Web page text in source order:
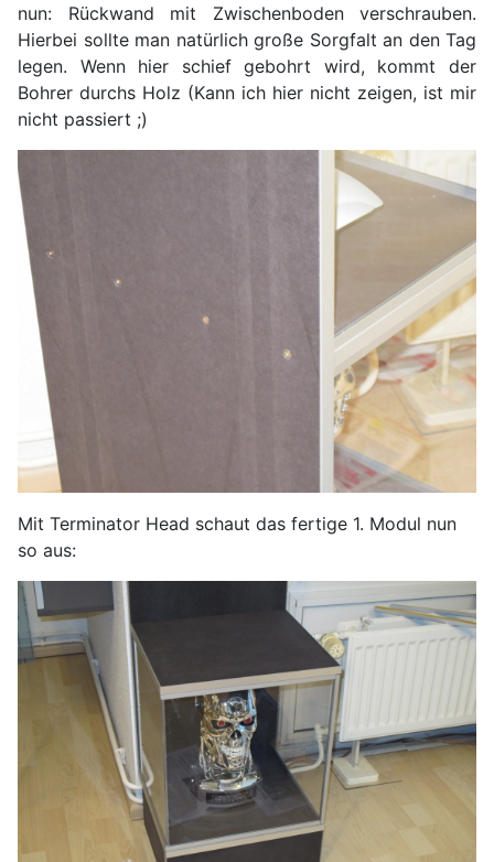
nun: Rückwand mit Zwischenboden verschrauben.
Hierbei sollte man natürlich große Sorgfalt an den Tag
legen. Wenn hier schief gebohrt wird, kommt der
Bohrer durchs Holz (Kann ich hier nicht zeigen, ist mir
nicht passiert ;)
Mit Terminator Head schaut das fertige 1. Modul nun
so aus: